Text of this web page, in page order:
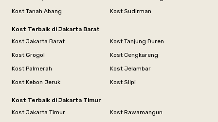
Kost Tanah Abang
Kost Sudirman
Kost Terbaik di Jakarta Barat
Kost Jakarta Barat
Kost Tanjung Duren
Kost Grogol
Kost Cengkareng
Kost Palmerah
Kost Jelambar
Kost Kebon Jeruk
Kost Slipi
Kost Terbaik di Jakarta Timur
Kost Jakarta Timur
Kost Rawamangun